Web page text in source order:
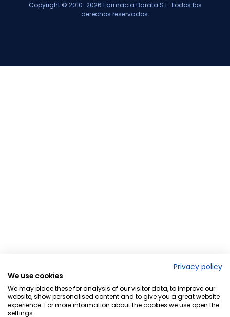
Copyright © 2010-2026 Farmacia Barata S.L. Todos los
derechos reservados.
Privacy policy
We use cookies
We may place these for analysis of our visitor data, to improve our
website, show personalised content and to give you a great website
experience. For more information about the cookies we use open the
settings.